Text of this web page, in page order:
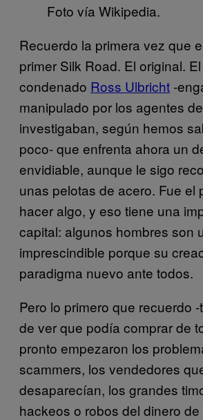
Foto vía Wikipedia.
Recuerdo la primera vez que
primer Silk Road. El original.
condenado Ross Ulbricht -
manipulado por los agentes
investigaban, según hemos
poco- que enfrenta ahora un
envidiable, aunque le sigo
unas pelotas de acero. Fue el
hacer algo, y eso tiene una
capital: algunos hombres son
imprescindible porque su
paradigma nuevo ante todos.
Pero lo primero que recuerdo
de ver que podía comprar de
pronto empezaron los
scammers, los vendedores
desaparecían, los grandes
hackeos o robos del dinero